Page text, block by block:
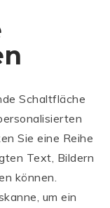
Schaltfläche
Sie eine Reihe
Text, Bildern
können.
um ein